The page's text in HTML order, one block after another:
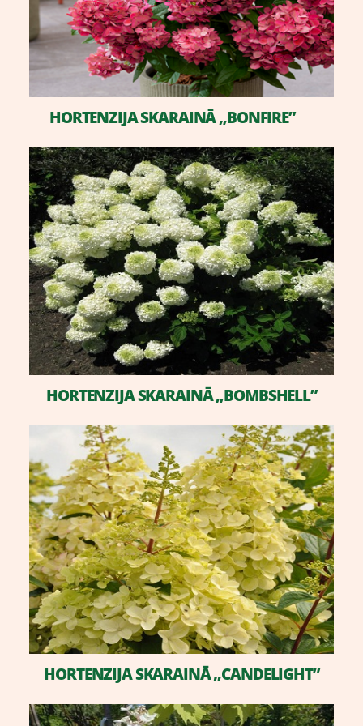
HORTENZIJA SKARAINĀ „BONFIRE”
​HORTENZIJA SKARAINĀ „BOMBSHELL”
​HORTENZIJA SKARAINĀ „CANDELIGHT”